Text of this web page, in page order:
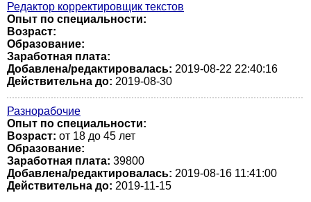
Редактор корректировщик текстов
Опыт по специальности:
Возраст:
Образование:
Заработная плата:
Добавлена/редактировалась: 2019-08-22 22:40:16
Действительна до: 2019-08-30
Разнорабочие
Опыт по специальности:
Возраст: от 18 до 45 лет
Образование:
Заработная плата: 39800
Добавлена/редактировалась: 2019-08-16 11:41:00
Действительна до: 2019-11-15